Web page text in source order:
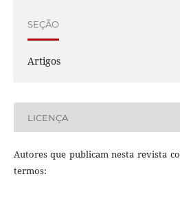
SEÇÃO
Artigos
LICENÇA
Autores que publicam nesta revista
termos: